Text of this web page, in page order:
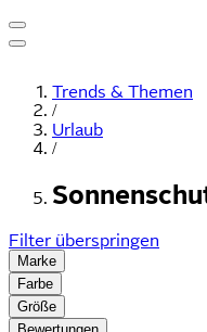
Trends & Themen
/
Urlaub
/
Filter überspringen
Marke
Farbe
Größe